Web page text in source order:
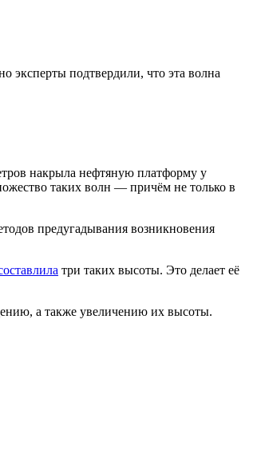
эксперты подтвердили, что эта волна
накрыла нефтяную платформу у
таких волн — причём не только в
предугадывания возникновения
три таких высоты. Это делает её
а также увеличению их высоты.